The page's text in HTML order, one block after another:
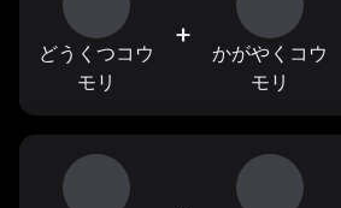
どうくつコウ
モリ
+
かがやくコウ
モリ